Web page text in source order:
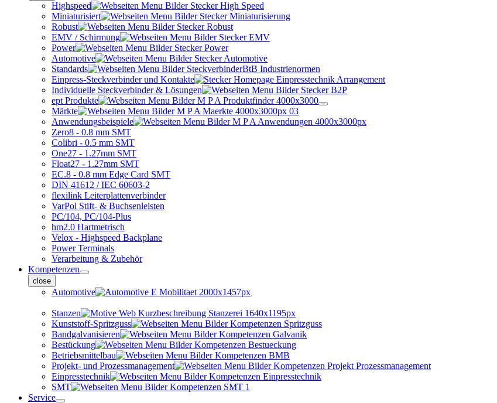
Highspeed
Miniaturisiert
Robust
EMV / Schirmung
Power
Automotive
Standards
Einpress-Steckverbinder und Kontakte
Individuelle Steckverbinder & Lösungen
ept Produkte
Märkte
Anwendungsbeispiele
Zero8 - 0.8 mm SMT
Colibri - 0.5 mm SMT
One27 - 1.27mm SMT
Float27 - 1.27mm SMT
EC.8 - 0.8 mm Edge Card SMT
DIN 41612 / IEC 60603-2
flexilink Leiterplattenverbinder
VarPol Stift- & Buchsenleisten
PC/104, PC/104-Plus
hm2.0 Hartmetrisch
Velox - Highspeed Backplane
Power Terminals
Verarbeitung & Zubehör
Kompetenzen
close
Automotive
Stanzen
Kunststoff-Spritzguss
Bandgalvanisieren
Bestückung
Betriebsmittelbau
Projekt- und Prozessmanagement
Einpresstechnik
SMT
Service